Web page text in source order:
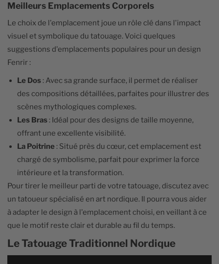
Meilleurs Emplacements Corporels
Le choix de l'emplacement joue un rôle clé dans l'impact
visuel et symbolique du tatouage. Voici quelques
suggestions d'emplacements populaires pour un design
Fenrir :
Le Dos : Avec sa grande surface, il permet de réaliser
des compositions détaillées, parfaites pour illustrer des
scènes mythologiques complexes.
Les Bras : Idéal pour des designs de taille moyenne,
offrant une excellente visibilité.
La Poitrine : Situé près du cœur, cet emplacement est
chargé de symbolisme, parfait pour exprimer la force
intérieure et la transformation.
Pour tirer le meilleur parti de votre tatouage, discutez avec
un tatoueur spécialisé en art nordique. Il pourra vous aider
à adapter le design à l'emplacement choisi, en veillant à ce
que le motif reste clair et durable au fil du temps.
Le Tatouage Traditionnel Nordique